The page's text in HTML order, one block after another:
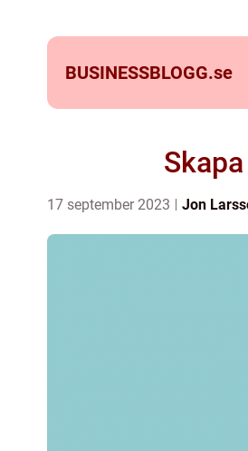
BUSINESSBLOGG.se
17 september 2023 Jon